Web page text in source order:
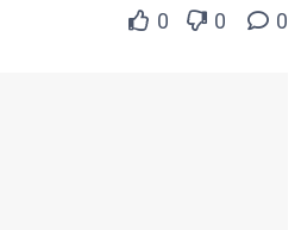
0 0 0